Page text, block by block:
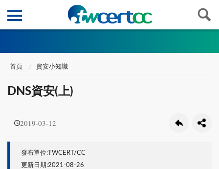
首頁 資安小知識
DNS資安(上)
2019-03-12
發布單位:TWCERT/CC
更新日期:2021-08-26